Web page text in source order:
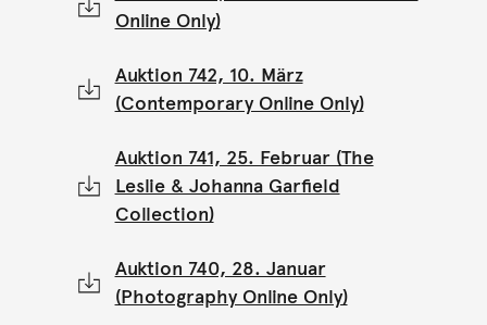
Online Only)
Auktion 742, 10. März
(Contemporary Online Only)
Auktion 741, 25. Februar (The
Leslie & Johanna Garfield
Collection)
Auktion 740, 28. Januar
(Photography Online Only)